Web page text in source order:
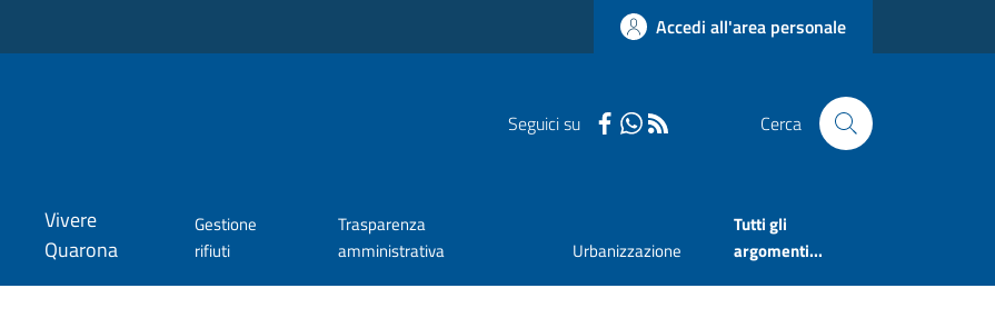
Accedi all'area personale
Seguici su Cerca
Vivere
Quarona
Gestione
rifiuti
Trasparenza
amministrativa
Urbanizzazione
Tutti gli
argomenti...